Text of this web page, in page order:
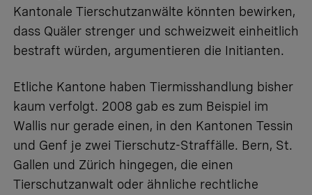
Kantonale Tierschutzanwälte könnten bewirken,
dass Quäler strenger und schweizweit einheitlich
bestraft würden, argumentieren die Initianten.
Etliche Kantone haben Tiermisshandlung bisher
kaum verfolgt. 2008 gab es zum Beispiel im
Wallis nur gerade einen, in den Kantonen Tessin
und Genf je zwei Tierschutz-Straffälle. Bern, St.
Gallen und Zürich hingegen, die einen
Tierschutzanwalt oder ähnliche rechtliche